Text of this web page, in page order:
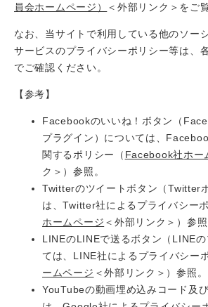
員会ホームページ）
＜外部リンク＞ をご
なお、当サイトで利用している他のソー
サービスのプライバシーポリシー等は、
でご確認ください。
【参考】
Facebookのいいね！ボタン（
プラグイン）については、
関するポリシー（ Facebook社ホー
ク＞ ）参照。
Twitterのツイートボタン（Twitter
は、Twitter社によるプライバシー
ホームページ ＜外部リンク＞ ）参照
LINEのLINEで送るボタン（LINE
ては、LINE社によるプライバシー
ームページ ＜外部リンク＞ ）参照。
YouTubeの動画埋め込みコード及